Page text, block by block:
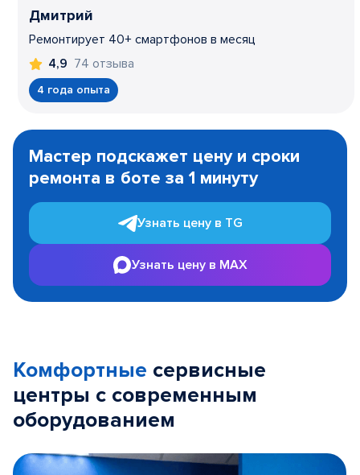
Дмитрий
Ремонтирует 40+ смартфонов в месяц
4,9 74 отзыва
4 года опыта
1
Мастер подскажет цену и сроки
ремонта в боте за 1 минуту
Узнать цену в TG
Узнать цену в MAX
Комфортные сервисные
центры с современным
оборудованием